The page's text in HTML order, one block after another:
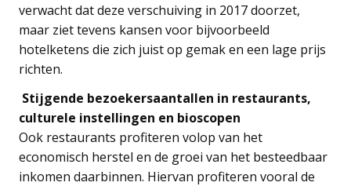
verwacht dat deze verschuiving in 2017 doorzet,
maar ziet tevens kansen voor bijvoorbeeld
hotelketens die zich juist op gemak en een lage prijs
richten.
Stijgende bezoekersaantallen in restaurants,
culturele instellingen en bioscopen
Ook restaurants profiteren volop van het
economisch herstel en de groei van het besteedbaar
inkomen daarbinnen. Hiervan profiteren vooral de